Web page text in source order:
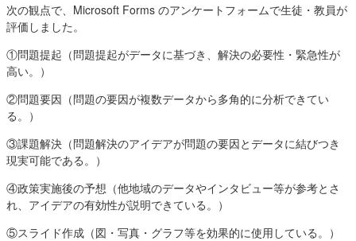
次の観点で、Microsoft Forms のアンケートフォームで生徒・教員が
評価しました。
①問題提起（問題提起がデータに基づき、解決の必要性・緊急性が
高い。）
②問題要因（問題の要因が複数データから多角的に分析できてい
る。）
③課題解決（問題解決のアイデアが問題の要因とデータに結びつき
現実可能である。）
④政策実施後の予想（他地域のデータやインタビュー等が参考とさ
れ、アイデアの有効性が説明できている。）
⑤スライド作成（図・写真・グラフ等を効果的に使用している。）